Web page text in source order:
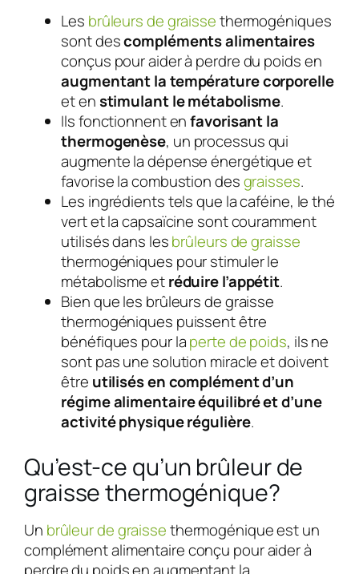
Les brûleurs de graissethermogéniques
sont descompléments alimentaires
conçus pour aider à perdre du poids en
augmentant la température corporelle
et enstimulant le métabolisme.
Ils fonctionnent enfavorisant la
thermogenèse, un processus qui
augmente la dépense énergétique et
favorise la combustion desgraisses.
Les ingrédients tels que la caféine, le thé
vert et la capsaïcine sont couramment
utilisés dans lesbrûleurs de graisse
thermogéniques pour stimuler le
métabolisme etréduire l’appétit.
Bien que les brûleurs de graisse
thermogéniques puissent être
bénéfiques pour laperte de poids, ils ne
sont pas une solution miracle et doivent
être utilisés en complément d’un
régime alimentaire équilibré et d’une
activité physique régulière.
Qu’est-ce qu’un brûleur de
graisse thermogénique?
Un brûleur de graissethermogénique est un
complément alimentaire conçu pour aider à